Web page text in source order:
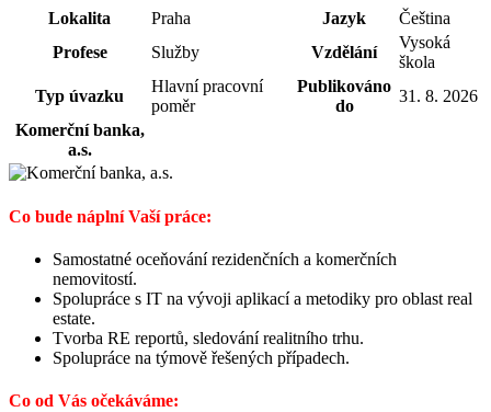
Lokalita Praha Jazyk
Čeština
Profese
Služby Vzdělání
Vysoká
škola
Typ úvazku
Hlavní pracovní
poměr
Publikováno
do
31. 8. 2026
Komerční banka,
a.s.
Co bude náplní Vaší práce:
Samostatné oceňování rezidenčních a komerčních
nemovitostí.
Spolupráce s IT na vývoji aplikací a metodiky pro oblast real
estate.
Tvorba RE reportů, sledování realitního trhu.
Spolupráce na týmově řešených případech.
Co od Vás očekáváme: